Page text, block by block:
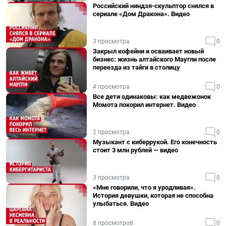
Российский ниндзя-скульптор снялся в
сериале «Дом Дракона». Видео
3 просмотра 0
Закрыл кофейни и осваивает новый
бизнес: жизнь алтайского Маугли после
переезда из тайги в столицу
4 просмотра 0
Все дети одинаковы: как медвежонок
Момота покорил интернет. Видео
2 просмотра 0
Музыкант с киберрукой. Его конечность
стоит 3 млн рублей — видео
3 просмотра 0
«Мне говорили, что я уродливая».
История девушки, которая не способна
улыбаться. Видео
8 просмотров 0